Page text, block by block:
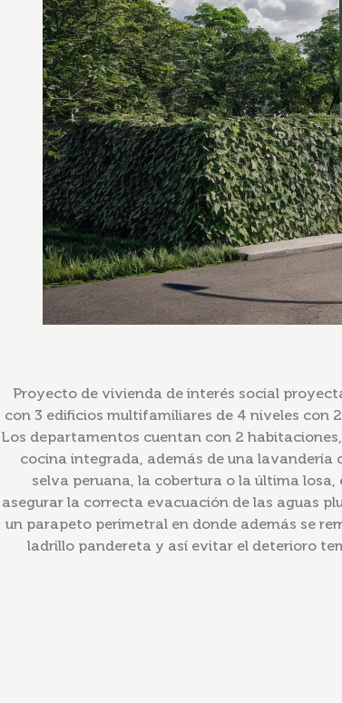
Proyecto de vivienda de interés social
con 3 edificios multifamiliares de 4 niveles con
Los departamentos cuentan con 2
cocina integrada, además de una lavandería
selva peruana, la cobertura o la última
asegurar la correcta evacuación de las aguas
un parapeto perimetral en donde además se
ladrillo pandereta y así evitar el deterioro